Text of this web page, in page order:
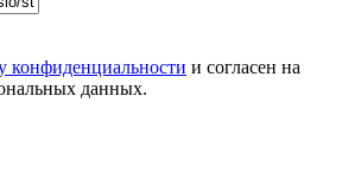
конфиденциальности и согласен на
данных.